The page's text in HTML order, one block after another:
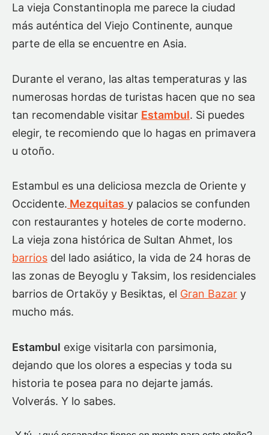
La vieja Constantinopla me parece la ciudad
más auténtica del Viejo Continente, aunque
parte de ella se encuentre en Asia.
Durante el verano, las altas temperaturas y las
numerosas hordas de turistas hacen que no sea
tan recomendable visitar Estambul. Si puedes
elegir, te recomiendo que lo hagas en primavera
u otoño.
Estambul es una deliciosa mezcla de Oriente y
Occidente. Mezquitas y palacios se confunden
con restaurantes y hoteles de corte moderno.
La vieja zona histórica de Sultan Ahmet, los
barrios del lado asiático, la vida de 24 horas de
las zonas de Beyoglu y Taksim, los residenciales
barrios de Ortaköy y Besiktas, el Gran Bazar y
mucho más.
Estambul exige visitarla con parsimonia,
dejando que los olores a especias y toda su
historia te posea para no dejarte jamás.
Volverás. Y lo sabes.